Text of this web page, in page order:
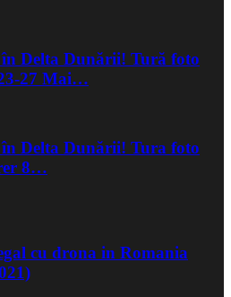
Delta Dunării! Tură foto
27 Mai…
Delta Dunării! Tura foto
8…
cu drona in Romania